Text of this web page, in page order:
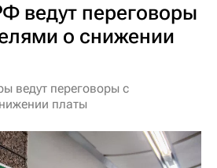
ведут переговоры
о снижении
ведут переговоры с
платы